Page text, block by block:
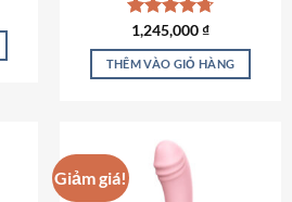
₫.
Được xếp
hạng4.73
5 sao
1,245,000₫
THÊM VÀO GIỎ HÀNG
Giảm giá!